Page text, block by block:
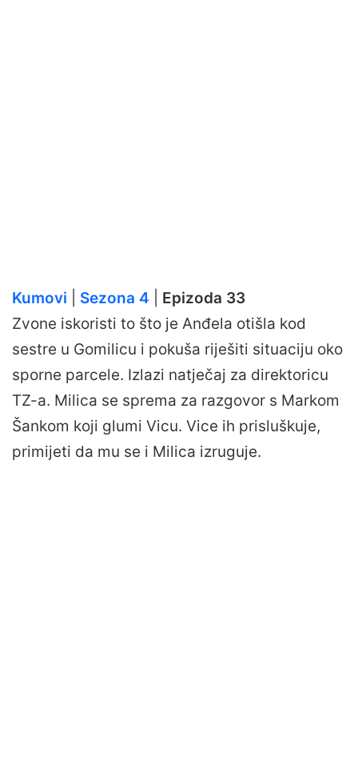
Kumovi Sezona 4
Epizoda 33
Zvone iskoristi to što je Anđela otišla kod
sestre u Gomilicu i pokuša riješiti situaciju oko
sporne parcele. Izlazi natječaj za direktoricu
TZ-a. Milica se sprema za razgovor s Markom
Šankom koji glumi Vicu. Vice ih prisluškuje,
primijeti da mu se i Milica izruguje.